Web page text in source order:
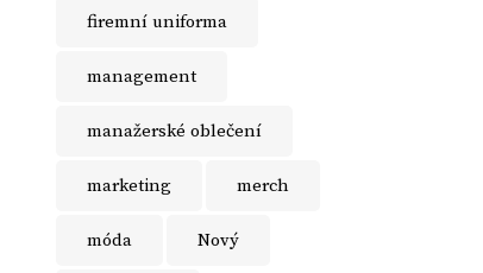
firemní uniforma
management
manažerské oblečení
marketing merch
móda Nový